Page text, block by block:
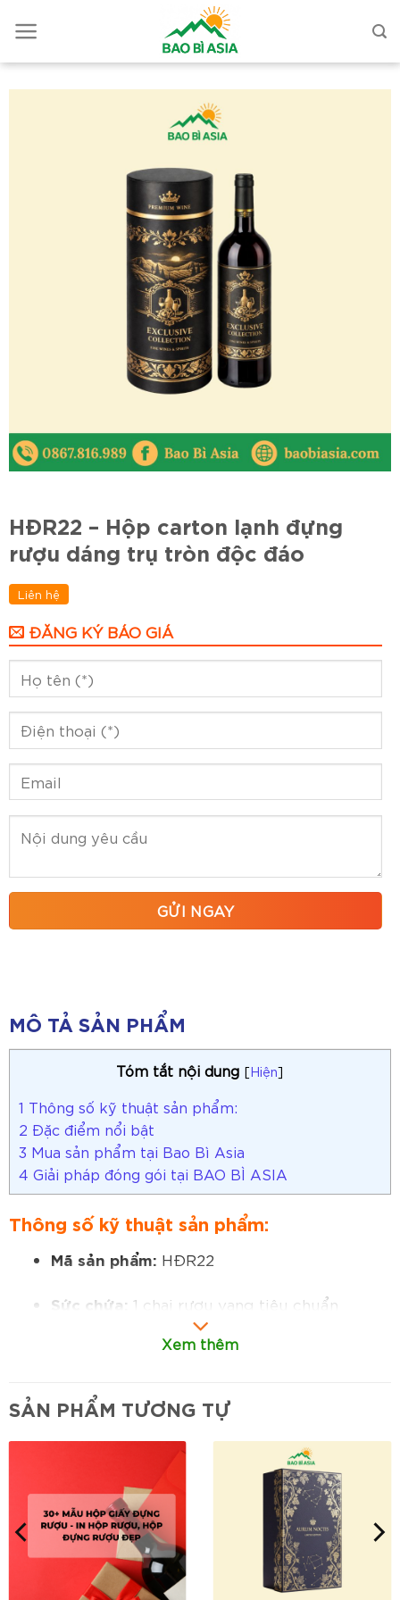
HĐR22 – Hộp carton lạnh đựng
rượu dáng trụ tròn độc đáo
Liên hệ
ĐĂNG KÝ BÁO GIÁ
MÔ TẢ SẢN PHẨM
Tóm tắt nội dung [Hiện]
1 Thông số kỹ thuật sản phẩm:
2 Đặc điểm nổi bật
3 Mua sản phẩm tại Bao Bì Asia
4 Giải pháp đóng gói tại BAO BÌ ASIA
Thông số kỹ thuật sản phẩm:
Mã sản phẩm: HĐR22
Sức chứa: 1 chai rượu vang tiêu chuẩn
thể tùy chỉnh theo yêu cầu
Chất liệu:carton lạnh cao cấp, bền chắc,
Cấu tạo:hộp carton lạnh dày cứng, kết cấu
trụ tròn bảo vệ chai rượu an toàn
Hình dáng:dạng trụ tròn đứng, thiết kế độc
Xem thêm
SẢN PHẨM TƯƠNG TỰ